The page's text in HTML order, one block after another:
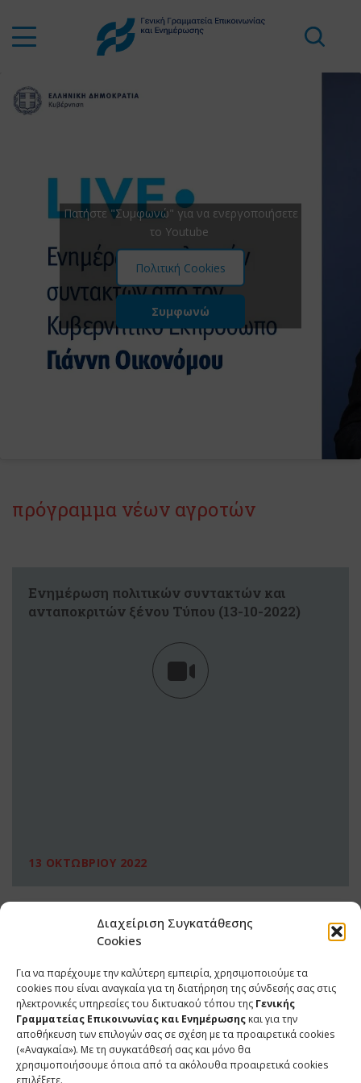
Διαχείριση Συγκατάθεσης
Cookies
Για να παρέχουμε την καλύτερη εμπειρία, χρησιμοποιούμε τα
cookies που είναι αναγκαία για τη διατήρηση της σύνδεσής σας στις
ηλεκτρονικές υπηρεσίες του δικτυακού τόπου της Γενικής
Γραμματείας Επικοινωνίας και Ενημέρωσης και για την
αποθήκευση των επιλογών σας σε σχέση με τα προαιρετικά cookies
(«Αναγκαία»). Με τη συγκατάθεσή σας και μόνο θα
χρησιμοποιήσουμε όποια από τα ακόλουθα προαιρετικά cookies
επιλέξετε.
Πατήστε "Συμφωνώ" για να ενεργοποιήσετε
το Youtube
Πολιτική Cookies
Συμφωνώ
πρόγραμμα νέων αγροτών
Ενημέρωση πολιτικών συντακτών και
ανταποκριτών ξένου Τύπου (13-10-2022)
13 ΟΚΤΩΒΡΙΟΥ 2022
ΕΠΙΚΟΙΝΩΝΙΑ